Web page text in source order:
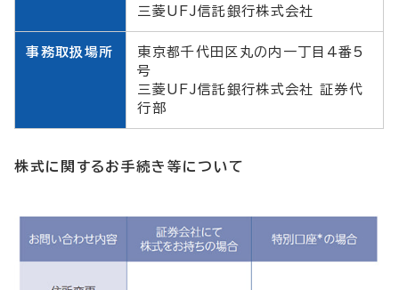
三菱UFJ信託銀行株式会社
事務取扱場所
東京都千代田区丸の内一丁目4番5
号
三菱UFJ信託銀行株式会社 証券代
行部
株式に関するお手続き等について